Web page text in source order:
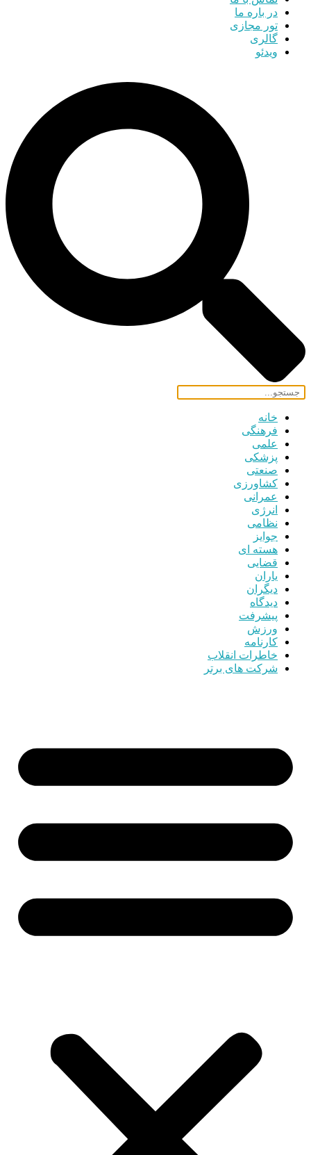
در باره ما
تور مجازی
گالری
ویدئو
خانه
فرهنگی
علمی
پزشکی
صنعتی
کشاورزی
عمرانی
انرژی
نظامی
جوایز
هسته ای
قضایی
یاران
دیگران
دیدگاه
پیشرفت
ورزش
کارنامه
خاطرات انقلاب
شرکت های برتر